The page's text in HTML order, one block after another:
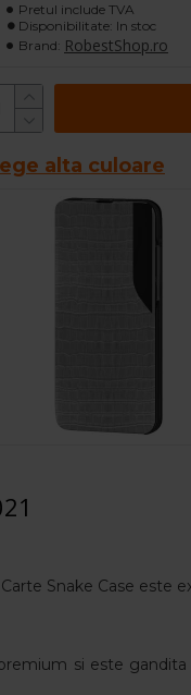
Pretul include TVA
Disponibilitate: In stoc
Brand: RobestShop.ro
alta culoare
Snake Case este
si este